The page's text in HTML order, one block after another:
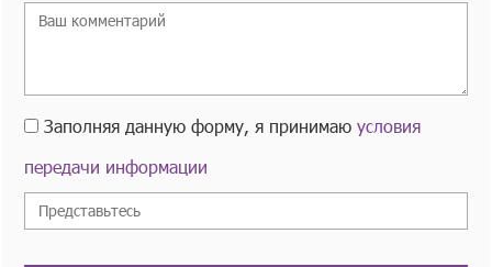
Заполняя данную форму, я принимаюусловия
передачи информации